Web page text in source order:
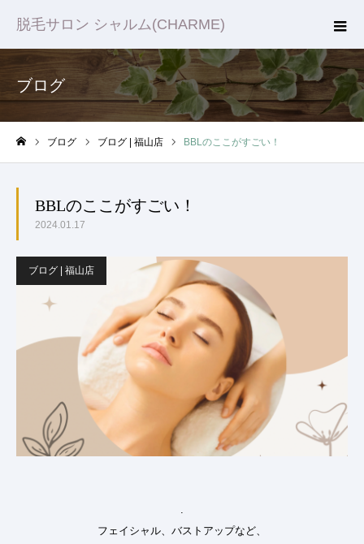
脱毛サロン シャルム(CHARME)
ブログ
ブログ ブログ | 福山店 BBLのここがすごい！
BBLのここがすごい！
2024.01.17
ブログ | 福山店
フェイシャル、バストアップなど、